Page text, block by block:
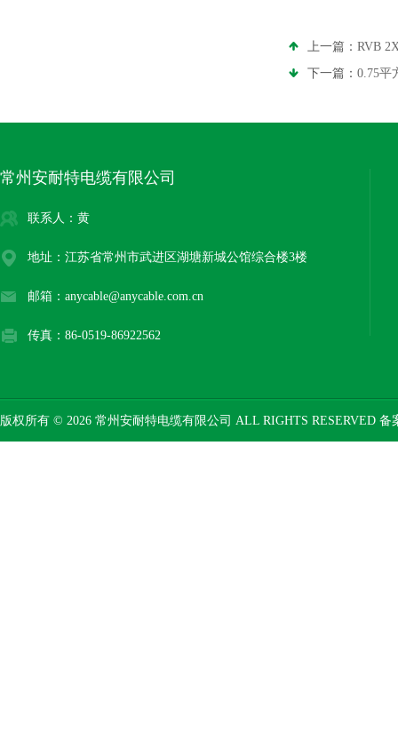
上一篇： RVB
下一篇： 0.75平
常州安耐特电缆有限公司
联系人：黄
地址：江苏省常州市武进区湖塘新城公馆综合楼3楼
邮箱：anycable@anycable.com.cn
传真：86-0519-86922562
版权所有 © 2026 常州安耐特电缆有限公司 ALL RIGHTS RESERVED 备